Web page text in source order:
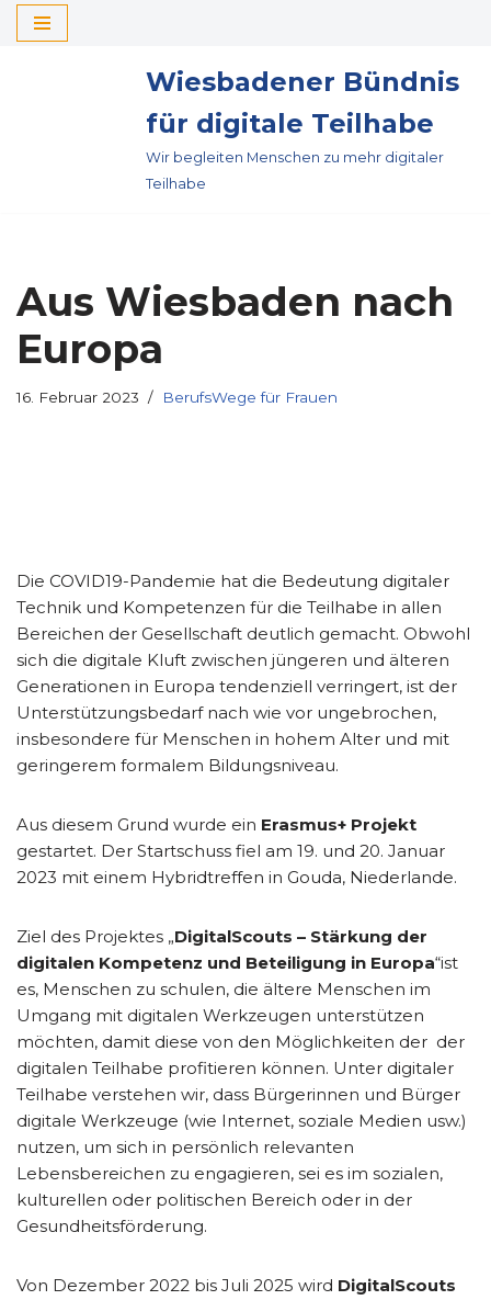
Wiesbadener Bündnis
für digitale Teilhabe
Wir begleiten Menschen zu mehr digitaler
Teilhabe
Aus Wiesbaden nach
Europa
16. Februar 2023 BerufsWege für Frauen
Die COVID19-Pandemie hat die Bedeutung digitaler
Technik und Kompetenzen für die Teilhabe in allen
Bereichen der Gesellschaft deutlich gemacht. Obwohl
sich die digitale Kluft zwischen jüngeren und älteren
Generationen in Europa tendenziell verringert, ist der
Unterstützungsbedarf nach wie vor ungebrochen,
insbesondere für Menschen in hohem Alter und mit
geringerem formalem Bildungsniveau.
Aus diesem Grund wurde ein Erasmus+ Projekt
gestartet. Der Startschuss fiel am 19. und 20. Januar
2023 mit einem Hybridtreffen in Gouda, Niederlande.
Ziel des Projektes „DigitalScouts – Stärkung der
digitalen Kompetenz und Beteiligung in Europa“ist
es, Menschen zu schulen, die ältere Menschen im
Umgang mit digitalen Werkzeugen unterstützen
möchten, damit diese von den Möglichkeiten der der
digitalen Teilhabe profitieren können. Unter digitaler
Teilhabe verstehen wir, dass Bürgerinnen und Bürger
digitale Werkzeuge (wie Internet, soziale Medien usw.)
nutzen, um sich in persönlich relevanten
Lebensbereichen zu engagieren, sei es im sozialen,
kulturellen oder politischen Bereich oder in der
Gesundheitsförderung.
Von Dezember 2022 bis Juli 2025 wird DigitalScouts